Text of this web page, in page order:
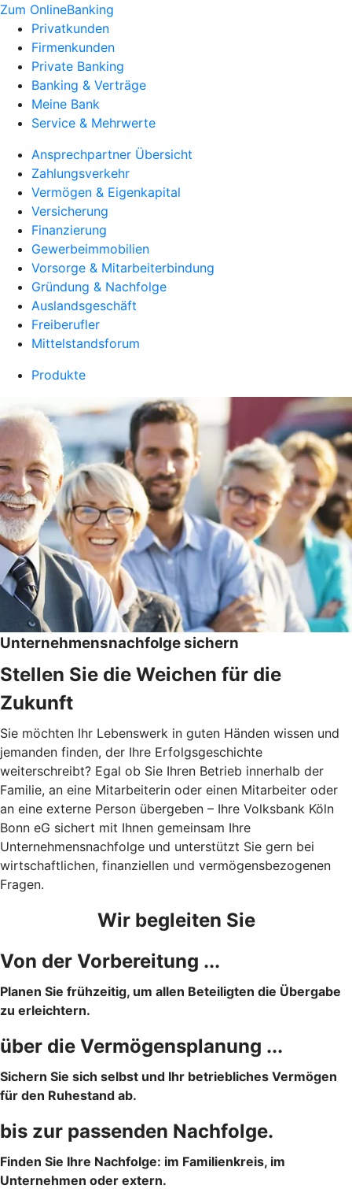
Zum OnlineBanking
Privatkunden
Firmenkunden
Private Banking
Banking & Verträge
Meine Bank
Service & Mehrwerte
Ansprechpartner Übersicht
Zahlungsverkehr
Vermögen & Eigenkapital
Versicherung
Finanzierung
Gewerbeimmobilien
Vorsorge & Mitarbeiterbindung
Gründung & Nachfolge
Auslandsgeschäft
Freiberufler
Mittelstandsforum
Produkte
Unternehmensnachfolge sichern
Stellen Sie die Weichen für die
Zukunft
Sie möchten Ihr Lebenswerk in guten Händen wissen und
jemanden finden, der Ihre Erfolgsgeschichte
weiterschreibt? Egal ob Sie Ihren Betrieb innerhalb der
Familie, an eine Mitarbeiterin oder einen Mitarbeiter oder
an eine externe Person übergeben – Ihre Volksbank Köln
Bonn eG sichert mit Ihnen gemeinsam Ihre
Unternehmensnachfolge und unterstützt Sie gern bei
wirtschaftlichen, finanziellen und vermögensbezogenen
Fragen.
Wir begleiten Sie
Von der Vorbereitung ...
Planen Sie frühzeitig, um allen Beteiligten die Übergabe
zu erleichtern.
über die Vermögensplanung ...
Sichern Sie sich selbst und Ihr betriebliches Vermögen
für den Ruhestand ab.
bis zur passenden Nachfolge.
Finden Sie Ihre Nachfolge: im Familienkreis, im
Unternehmen oder extern.